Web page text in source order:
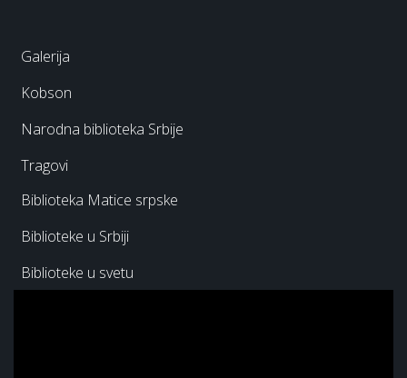
Galerija
Kobson
Narodna biblioteka Srbije
Tragovi
Biblioteka Matice srpske
Biblioteke u Srbiji
Biblioteke u svetu